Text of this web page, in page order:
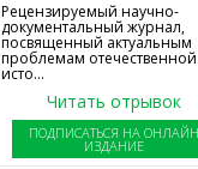
Рецензируемый научно-
документальный журнал,
посвященный актуальным
проблемам отечественной
исто...
Читать отрывок
ПОДПИСАТЬСЯ НА
ИЗДАНИЕ